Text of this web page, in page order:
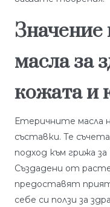
Значение
масла за
кожата и
Етеричните масла
съставки. Те
подход към грижа
Създадени от
предоставят
себе си ползи за